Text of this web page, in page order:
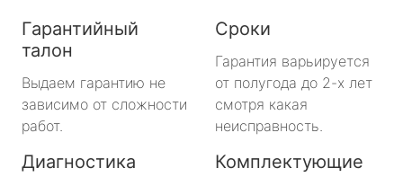
Гарантийный
талон
Выдаем гарантию не
зависимо от сложности
работ.
Сроки
Гарантия варьируется
от полугода до 2-х лет
смотря какая
неисправность.
Диагностика Комплектующие